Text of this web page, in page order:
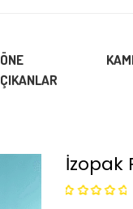
ÖNE
ÇIKANLAR
İzopak